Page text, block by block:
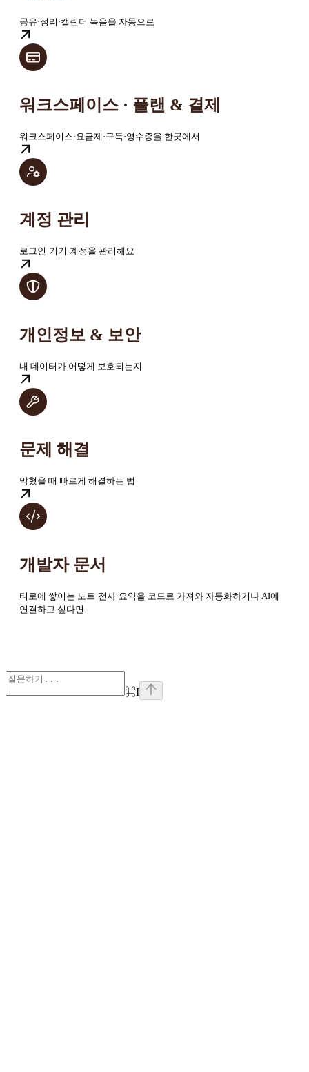
공유·정리·캘린더 녹음을 자동으로
워크스페이스 · 플랜 & 결제
워크스페이스·요금제·구독·영수증을 한곳에서
계정 관리
로그인·기기·계정을 관리해요
개인정보 & 보안
내 데이터가 어떻게 보호되는지
문제 해결
막혔을 때 빠르게 해결하는 법
개발자 문서
티로에 쌓이는 노트·전사·요약을 코드로 가져와 자동화하거나 AI에
연결하고 싶다면.
⌘I